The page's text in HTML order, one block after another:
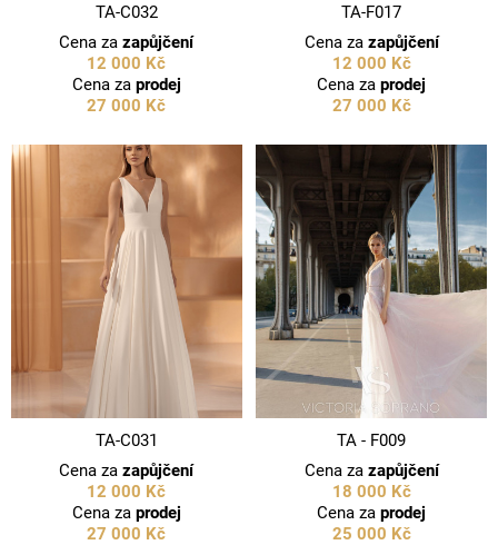
TA-C032
Cena zazapůjčení
12 000 Kč
Cena za prodej
27 000 Kč
TA-F017
Cena za zapůjčení
12 000 Kč
Cena zaprodej
27 000 Kč
TA-C031
Cena zazapůjčení
12 000 Kč
Cena za prodej
27 000 Kč
TA - F009
Cena za zapůjčení
18 000 Kč
Cena zaprodej
25 000 Kč